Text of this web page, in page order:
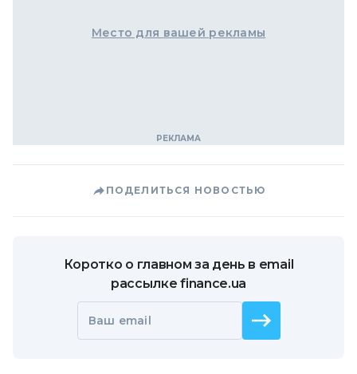
Место для вашей рекламы
ПОДЕЛИТЬСЯ НОВОСТЬЮ
Коротко о главном за день в email
рассылке finance.ua
Ваш email